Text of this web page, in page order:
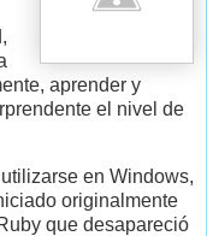
aprender y
el nivel de
en Windows,
originalmente
que desapareció